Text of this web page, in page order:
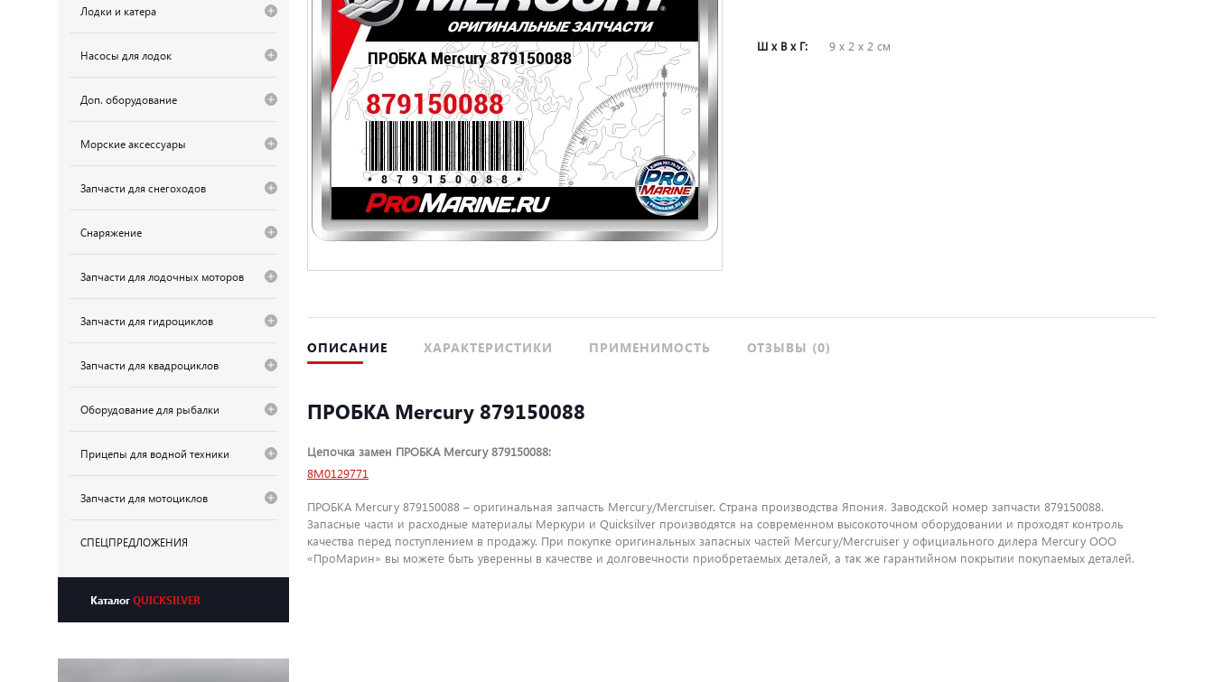
Лодки и катера
Насосы для лодок
Доп. оборудование
Морские аксессуары
Запчасти для снегоходов
Снаряжение
Запчасти для лодочных моторов
Запчасти для гидроциклов
Запчасти для квадроциклов
Оборудование для рыбалки
Прицепы для водной техники
Запчасти для мотоциклов
СПЕЦПРЕДЛОЖЕНИЯ
КаталогQUICKSILVER
Ш х В х Г: 9 х 2 х 2 см
ОПИСАНИЕ ХАРАКТЕРИСТИКИ ПРИМЕНИМОСТЬ ОТЗЫВЫ (0)
ПРОБКА Mercury 879150088
Цепочка замен ПРОБКА Mercury 879150088:
8M0129771
ПРОБКА Mercury 879150088 – оригинальная запчасть Mercury/Mercruiser. Страна производства Япония. Заводской номер запчасти 879150088.
Запасные части и расходные материалы Меркури и Quicksilver производятся на современном высокоточном оборудовании и проходят контроль
качества перед поступлением в продажу. При покупке оригинальных запасных частей Mercury/Mercruiser у официального дилера Mercury ООО
«ПроМарин» вы можете быть уверенны в качестве и долговечности приобретаемых деталей, а так же гарантийном покрытии покупаемых деталей.